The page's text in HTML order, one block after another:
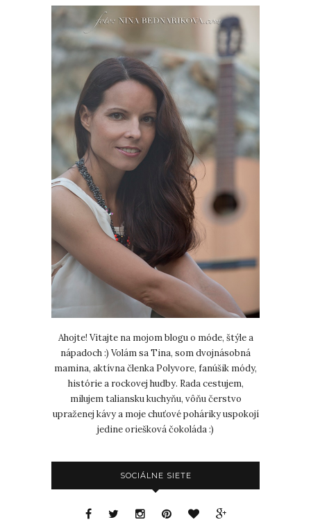
Ahojte! Vitajte na mojom blogu o móde, štýle a
nápadoch :) Volám sa Tina, som dvojnásobná
mamina, aktívna členka Polyvore, fanúšik módy,
histórie a rockovej hudby. Rada cestujem,
milujem taliansku kuchyňu, vôňu čerstvo
upraženej kávy a moje chuťové poháriky uspokojí
jedine oriešková čokoláda :)
SOCIÁLNE SIETE